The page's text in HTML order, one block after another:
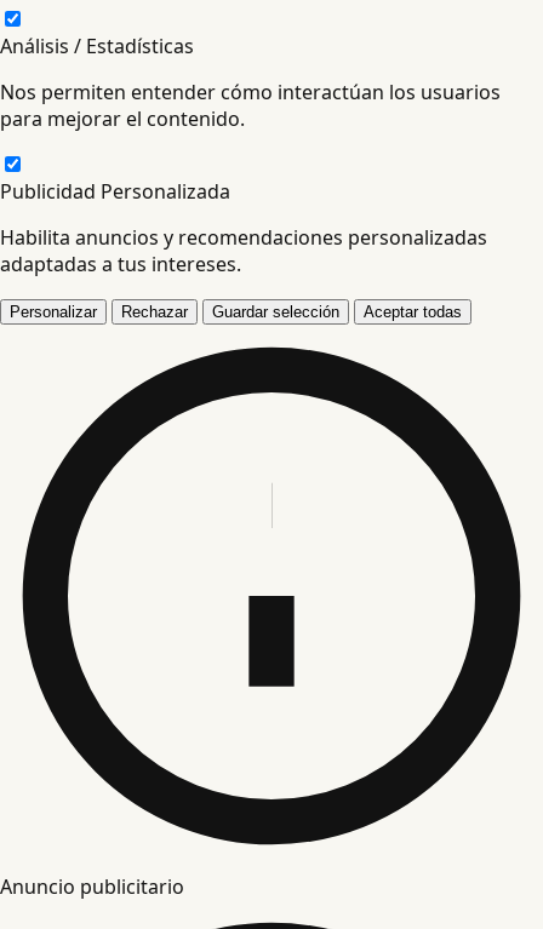
Análisis / Estadísticas
Nos permiten entender cómo interactúan los usuarios
para mejorar el contenido.
Publicidad Personalizada
Habilita anuncios y recomendaciones personalizadas
adaptadas a tus intereses.
Personalizar Rechazar Guardar selección Aceptar todas
Anuncio publicitario